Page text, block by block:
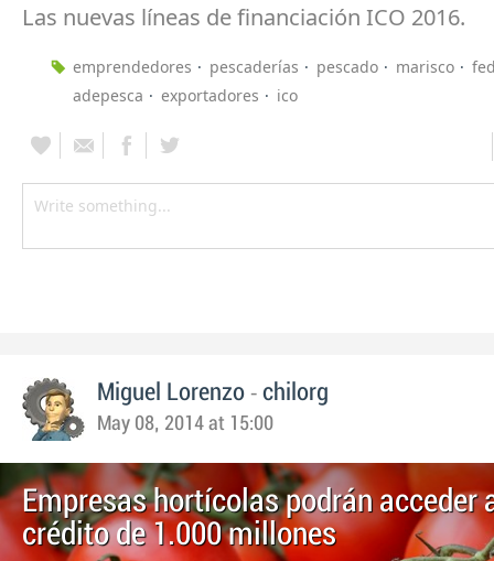
Las nuevas líneas de financiación ICO 2016.
emprendedores pescaderías pescado marisco
adepesca
exportadores ico
Miguel Lorenzo - chilorg
May 08, 2014 at 15:00
Empresas hortícolas podrán acceder
crédito de 1.000 millones